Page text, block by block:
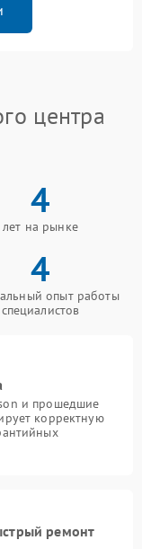
центра
4
лет на рынке
4
опыт работы
специалистов
и прошедшие
корректную
ремонт